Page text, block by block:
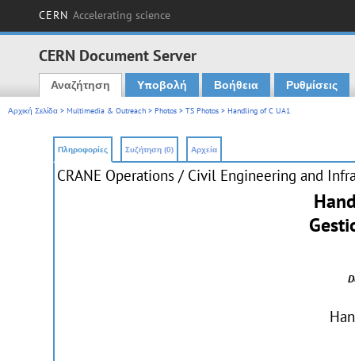
CERN Accelerating science
CERN Document Server
Main menu
Αναζήτηση Υποβολή Βοήθεια Ρυθμίσεις
Αρχική Σελίδα > Multimedia & Outreach > Photos > TS Photos > Handling of C UA1
Πληροφορίες Συζήτηση (0) Αρχεία
CRANE Operations / Civil Engineering and